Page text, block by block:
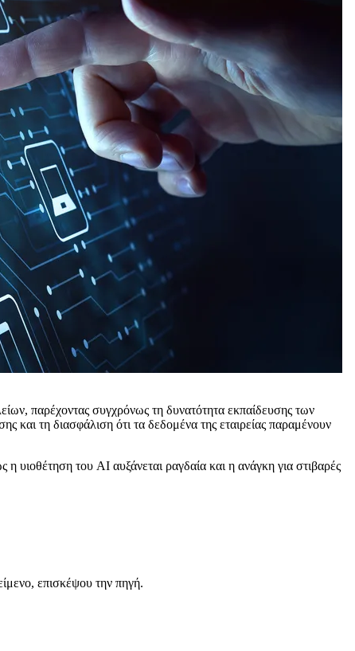
παρέχοντας συγχρόνως τη δυνατότητα εκπαίδευσης των
και τη διασφάλιση ότι τα δεδομένα της εταιρείας παραμένουν
υιοθέτηση του AI αυξάνεται ραγδαία και η ανάγκη για στιβαρές
επισκέψου την πηγή.